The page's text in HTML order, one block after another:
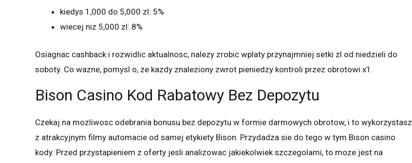
kiedys 1,000 do 5,000 zl: 5%
wiecej niz 5,000 zl: 8%
Osiagnac cashback i rozwidlic aktualnosc, nalezy zrobic wplaty przynajmniej setki zl od niedzieli do
soboty. Co wazne, pomysl o, ze kazdy znaleziony zwrot pieniedzy kontroli przez obrotowi x1.
Bison Casino Kod Rabatowy Bez Depozytu
Czekaj na mozliwosc odebrania bonusu bez depozytu w formie darmowych obrotow, i to wykorzystasz
z atrakcyjnym filmy automacie od samej etykiety Bison. Przydadza sie do tego w tym Bison casino
kody. Przed przystapieniem z oferty jesli analizowac jakiekolwiek szczegolami, to moze jest na